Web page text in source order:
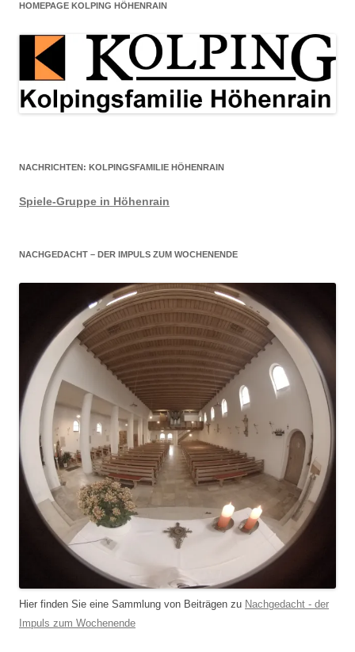
HOMEPAGE KOLPING HÖHENRAIN
NACHRICHTEN: KOLPINGSFAMILIE HÖHENRAIN
Spiele-Gruppe in Höhenrain
NACHGEDACHT – DER IMPULS ZUM WOCHENENDE
Hier finden Sie eine Sammlung von Beiträgen zu Nachgedacht - der
Impuls zum Wochenende